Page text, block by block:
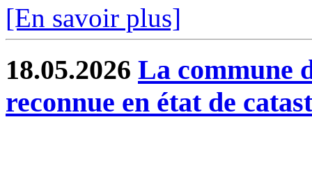
[En savoir plus]
18.05.2026 La commune
reconnue en état de